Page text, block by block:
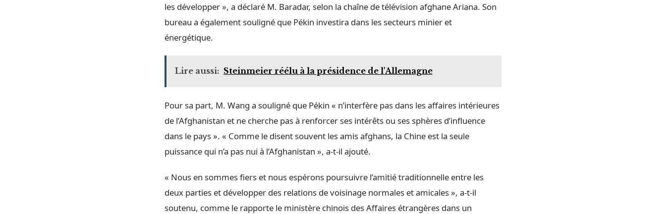
les développer », a déclaré M. Baradar, selon la chaîne de télévision afghane Ariana. Son
bureau a également souligné que Pékin investira dans les secteurs minier et
énergétique.
Lire aussi: Steinmeier réélu à la présidence de l'Allemagne
Pour sa part, M. Wang a souligné que Pékin « n’interfère pas dans les affaires intérieures
de l’Afghanistan et ne cherche pas à renforcer ses intérêts ou ses sphères d’influence
dans le pays ». « Comme le disent souvent les amis afghans, la Chine est la seule
puissance qui n’a pas nui à l’Afghanistan », a-t-il ajouté.
« Nous en sommes fiers et nous espérons poursuivre l’amitié traditionnelle entre les
deux parties et développer des relations de voisinage normales et amicales », a-t-il
soutenu, comme le rapporte le ministère chinois des Affaires étrangères dans un